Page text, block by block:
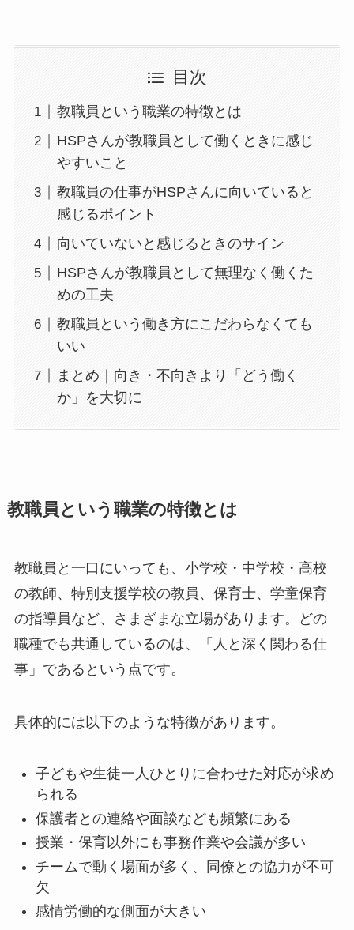
目次
教職員という職業の特徴とは
HSPさんが教職員として働くときに感じ
やすいこと
教職員の仕事がHSPさんに向いていると
感じるポイント
向いていないと感じるときのサイン
HSPさんが教職員として無理なく働くた
めの工夫
教職員という働き方にこだわらなくても
いい
まとめ｜向き・不向きより「どう働く
か」を大切に
教職員という職業の特徴とは
教職員と一口にいっても、小学校・中学校・高校
の教師、特別支援学校の教員、保育士、学童保育
の指導員など、さまざまな立場があります。どの
職種でも共通しているのは、「人と深く関わる仕
事」であるという点です。
具体的には以下のような特徴があります。
子どもや生徒一人ひとりに合わせた対応が求め
られる
保護者との連絡や面談なども頻繁にある
授業・保育以外にも事務作業や会議が多い
チームで動く場面が多く、同僚との協力が不可
欠
感情労働的な側面が大きい